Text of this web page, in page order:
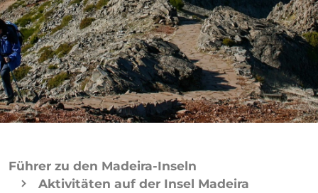
Führer zu den Madeira-Inseln
Aktivitäten auf der Insel Madeira